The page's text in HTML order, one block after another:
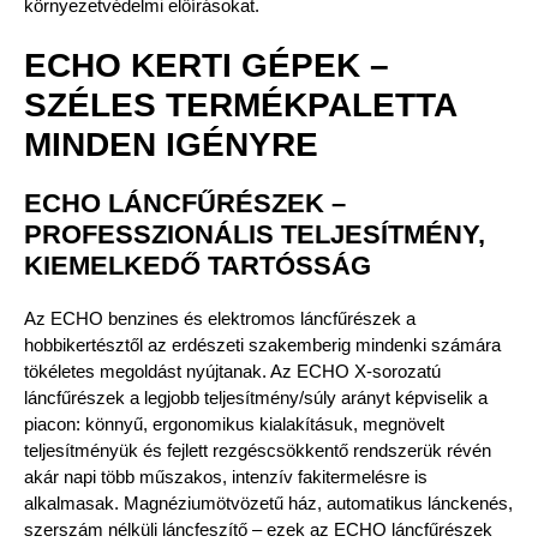
környezetvédelmi előírásokat.
ECHO KERTI GÉPEK –
SZÉLES TERMÉKPALETTA
MINDEN IGÉNYRE
ECHO LÁNCFŰRÉSZEK –
PROFESSZIONÁLIS TELJESÍTMÉNY,
KIEMELKEDŐ TARTÓSSÁG
Az ECHO benzines és elektromos láncfűrészek a
hobbikertésztől az erdészeti szakemberig mindenki számára
tökéletes megoldást nyújtanak. Az ECHO X-sorozatú
láncfűrészek a legjobb teljesítmény/súly arányt képviselik a
piacon: könnyű, ergonomikus kialakításuk, megnövelt
teljesítményük és fejlett rezgéscsökkentő rendszerük révén
akár napi több műszakos, intenzív fakitermelésre is
alkalmasak. Magnéziumötvözetű ház, automatikus lánckenés,
szerszám nélküli láncfeszítő – ezek az ECHO láncfűrészek